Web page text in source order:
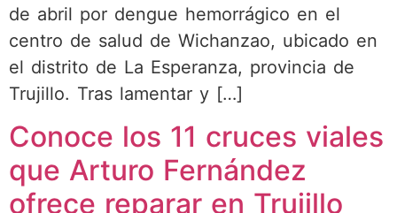
de abril por dengue hemorrágico en el
centro de salud de Wichanzao, ubicado en
el distrito de La Esperanza, provincia de
Trujillo. Tras lamentar y […]
Conoce los 11 cruces viales
que Arturo Fernández
ofrece reparar en Trujillo